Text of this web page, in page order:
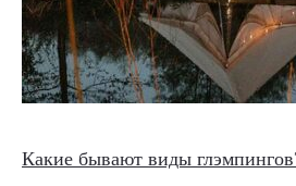
Какие бывают виды